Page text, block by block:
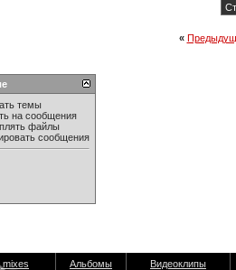
«
темы
на сообщения
файлы
сообщения
mixes Альбомы Видеоклипы